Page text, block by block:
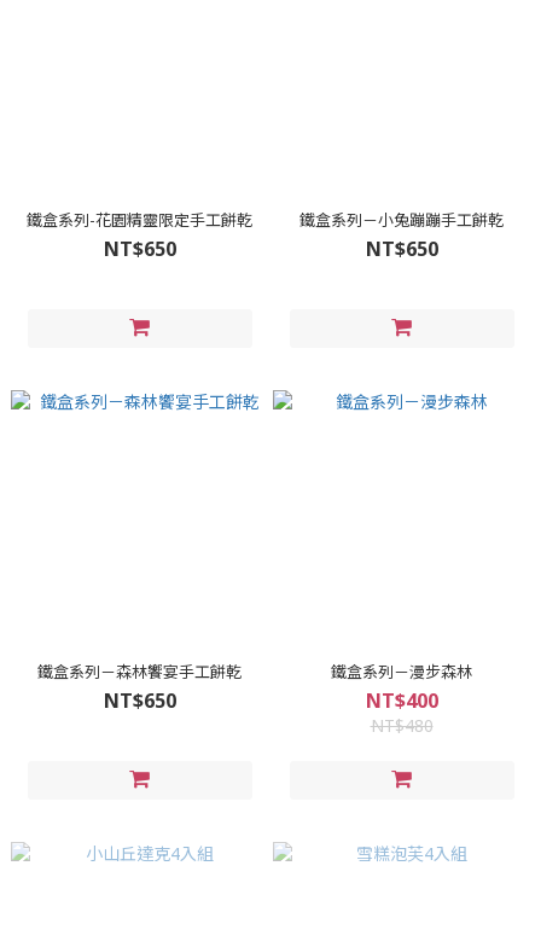
鐵盒系列-花園精靈限定手工餅乾
NT$650
鐵盒系列－小兔蹦蹦手工餅乾
NT$650
鐵盒系列－森林饗宴手工餅乾
NT$650
鐵盒系列－漫步森林
NT$400
NT$480